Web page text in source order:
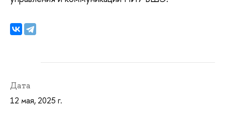
Дата
12 мая, 2025 г.